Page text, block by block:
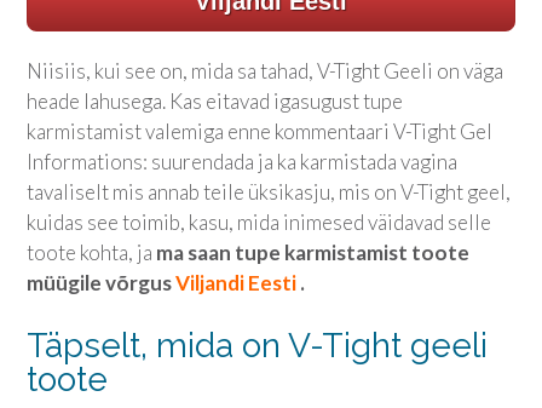
Niisiis, kui see on, mida sa tahad, V-Tight Geeli on väga
heade lahusega. Kas eitavad igasugust tupe
karmistamist valemiga enne kommentaari V-Tight Gel
Informations: suurendada ja ka karmistada vagina
tavaliselt mis annab teile üksikasju, mis on V-Tight geel,
kuidas see toimib, kasu, mida inimesed väidavad selle
toote kohta, ja ma saan tupe karmistamist toote
müügile võrgusViljandi Eesti.
Täpselt, mida on V-Tight geeli
toote